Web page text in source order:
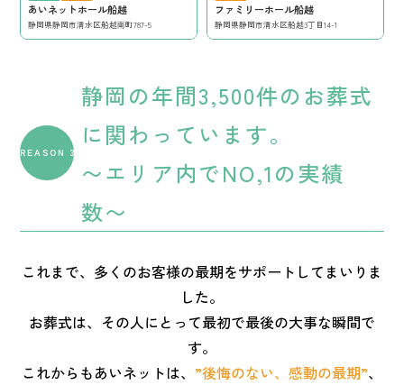
あいネットホール船越
静岡県静岡市清水区船越南町787-5
ファミリーホール船越
静岡県静岡市清水区船越3丁目14-1
REASON 3
静岡の年間3,500件のお葬式
に関わっています。
〜エリア内でNO,1の実績
数〜
これまで、多くのお客様の最期をサポートしてまいりま
した。
お葬式は、その人にとって最初で最後の大事な瞬間で
す。
これからもあいネットは、 ”後悔のない、感動の最期”、